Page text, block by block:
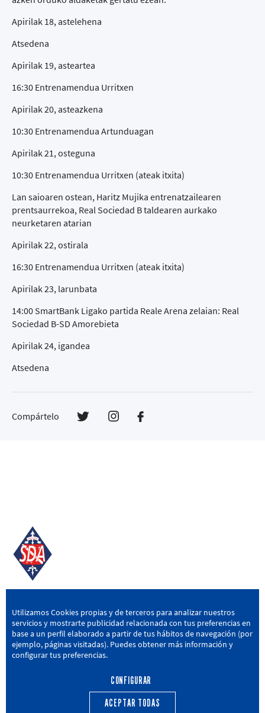
Apirilak 18, astelehena
Atsedena
Apirilak 19, asteartea
16:30 Entrenamendua Urritxen
Apirilak 20, asteazkena
10:30 Entrenamendua Artunduagan
Apirilak 21, osteguna
10:30 Entrenamendua Urritxen (ateak itxita)
Lan saioaren ostean, Haritz Mujika entrenatzailearen
prentsaurrekoa, Real Sociedad B taldearen aurkako
neurketaren atarian
Apirilak 22, ostirala
16:30 Entrenamendua Urritxen (ateak itxita)
Apirilak 23, larunbata
14:00 SmartBank Ligako partida Reale Arena zelaian: Real
Sociedad B-SD Amorebieta
Apirilak 24, igandea
Atsedena
Compártelo
SD AMOREBIETA
San Miguel Kalea, 16, 48340 Amorebieta, Bizkaia
946 604 751 | sda@sdamorebieta.eus
CANTERA ACTUALIDAD
Utilizamos Cookies propias y de terceros para analizar nuestros
servicios y mostrarte publicidad relacionada con tus preferencias en
base a un perfil elaborado a partir de tus hábitos de navegación (por
ejemplo, páginas visitadas). Puedes obtener más información y
configurar tus preferencias.
CONFIGURAR
ACEPTAR TODAS